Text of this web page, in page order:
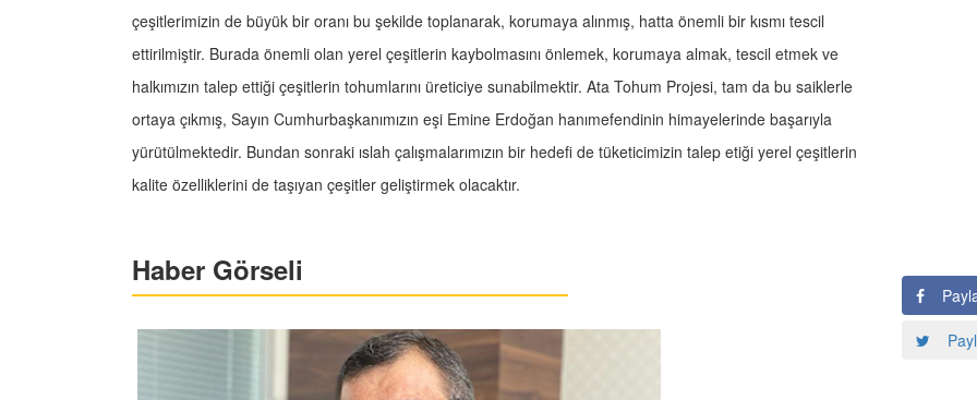
çeşitlerimizin de büyük bir oranı bu şekilde toplanarak, korumaya alınmış, hatta önemli bir kısmı tescil
ettirilmiştir. Burada önemli olan yerel çeşitlerin kaybolmasını önlemek, korumaya almak, tescil etmek ve
halkımızın talep ettiği çeşitlerin tohumlarını üreticiye sunabilmektir. Ata Tohum Projesi, tam da bu saiklerle
ortaya çıkmış, Sayın Cumhurbaşkanımızın eşi Emine Erdoğan hanımefendinin himayelerinde başarıyla
yürütülmektedir. Bundan sonraki ıslah çalışmalarımızın bir hedefi de tüketicimizin talep etiği yerel çeşitlerin
kalite özelliklerini de taşıyan çeşitler geliştirmek olacaktır.
Haber Görseli